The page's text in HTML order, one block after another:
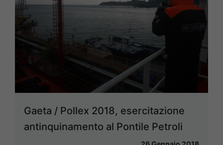
Gaeta / Pollex 2018, esercitazione
antinquinamento al Pontile Petroli